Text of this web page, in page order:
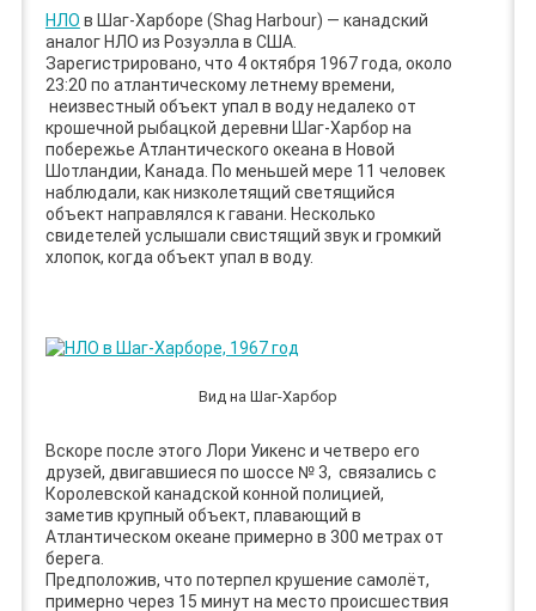
НЛО в Шаг-Харборе (Shag Harbour) — канадский
аналог НЛО из Розуэлла в США.
Зарегистрировано, что 4 октября 1967 года, около
23:20 по атлантическому летнему времени,
неизвестный объект упал в воду недалеко от
крошечной рыбацкой деревни Шаг-Харбор на
побережье Атлантического океана в Новой
Шотландии, Канада. По меньшей мере 11 человек
наблюдали, как низколетящий светящийся
объект направлялся к гавани. Несколько
свидетелей услышали свистящий звук и громкий
хлопок, когда объект упал в воду.
Вид на Шаг-Харбор
Вскоре после этого Лори Уикенс и четверо его
друзей, двигавшиеся по шоссе № 3, связались с
Королевской канадской конной полицией,
заметив крупный объект, плавающий в
Атлантическом океане примерно в 300 метрах от
берега.
Предположив, что потерпел крушение самолёт,
примерно через 15 минут на место происшествия